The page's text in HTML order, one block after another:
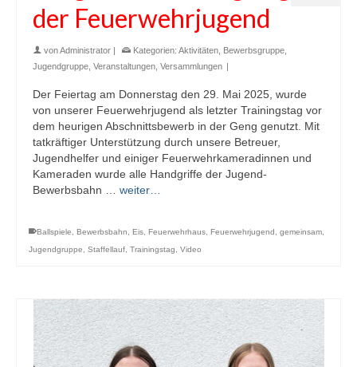
der Feuerwehrjugend
vonAdministrator | Kategorien: Aktivitäten Bewerbsgruppe
Jugendgruppe Veranstaltungen Versammlungen |
Der Feiertag am Donnerstag den 29. Mai 2025, wurde
von unserer Feuerwehrjugend als letzter Trainingstag vor
dem heurigen Abschnittsbewerb in der Geng genutzt. Mit
tatkräftiger Unterstützung durch unsere Betreuer,
Jugendhelfer und einiger Feuerwehrkameradinnen und
Kameraden wurde alle Handgriffe der Jugend-
Bewerbsbahn … weiter…
Ballspiele Bewerbsbahn Eis Feuerwehrhaus Feuerwehrjugend gemeinsam
Jugendgruppe
Staffellauf Trainingstag Video